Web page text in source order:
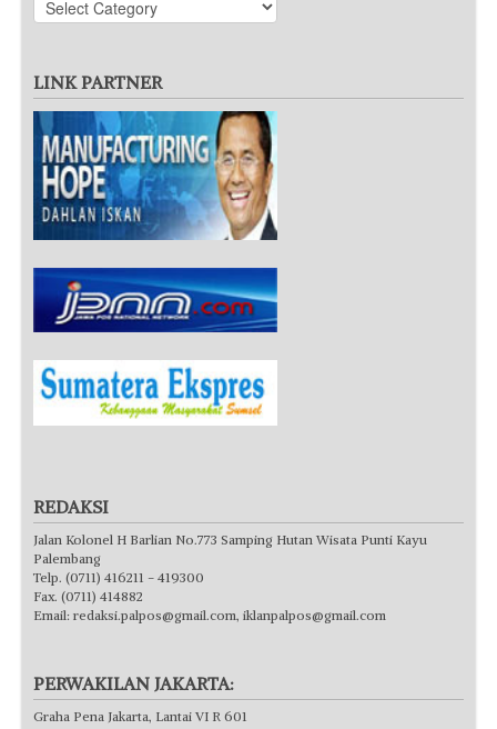
LINK PARTNER
REDAKSI
Jalan Kolonel H Barlian No.773 Samping Hutan Wisata Punti Kayu
Palembang
Telp. (0711) 416211 - 419300
Fax. (0711) 414882
Email: redaksi.palpos@gmail.com, iklanpalpos@gmail.com
PERWAKILAN JAKARTA:
Graha Pena Jakarta, Lantai VI R 601